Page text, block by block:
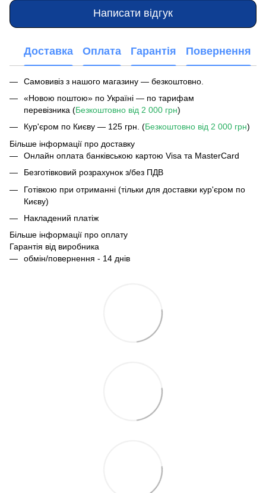
Написати відгук
Доставка Оплата Гарантія Повернення
Самовивіз з нашого магазину — безкоштовно.
«Новою поштою» по Україні — по тарифам
перевізника (Безкоштовно від 2 000 грн)
Кур'єром по Києву — 125 грн. (Безкоштовно від 2 000 грн)
Більше інформації про доставку
Онлайн оплата банківською картою Visa та MasterCard
Безготівковий розрахунок з/без ПДВ
Готівкою при отриманні (тільки для доставки кур'єром по
Києву)
Накладений платіж
Більше інформації про оплату
Гарантія від виробника
обмін/повернення - 14 днів